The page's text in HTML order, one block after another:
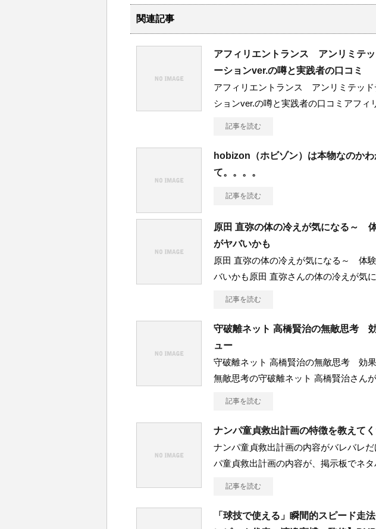
関連記事
アフィリエントランス アンリミテ
ーションver.の噂と実践者の口コミ
アフィリエントランス アンリミテッド
ションver.の噂と実践者の口コミアフィ
記事を読む
hobizon（ホビゾン）は本物なのかわ
て。。。。
記事を読む
原田 直弥の体の冷えが気になる～
がヤバいかも
原田 直弥の体の冷えが気になる～ 体
バいかも原田 直弥さんの体の冷えが気
記事を読む
守破離ネット 高橋賢治の無敵思考
ュー
守破離ネット 高橋賢治の無敵思考 効
無敵思考の守破離ネット 高橋賢治さん
記事を読む
ナンパ童貞救出計画の特徴を教えて
ナンパ童貞救出計画の内容がバレバレ
パ童貞救出計画の内容が、掲示板でネ
記事を読む
「球技で使える」瞬間的スピード走